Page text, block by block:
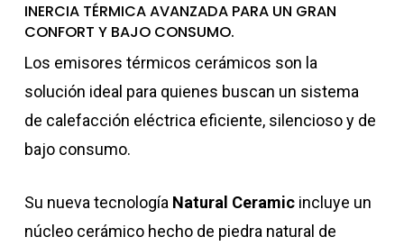
INERCIA TÉRMICA AVANZADA PARA UN GRAN
CONFORT Y BAJO CONSUMO.
Los emisores térmicos cerámicos son la
solución ideal para quienes buscan un sistema
de calefacción eléctrica eficiente, silencioso y de
bajo consumo.
Su nueva tecnología Natural Ceramicincluye un
núcleo cerámico hecho de piedra natural de